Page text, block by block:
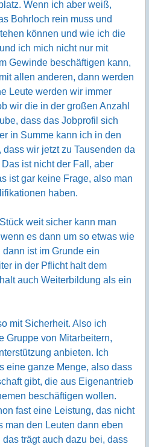
Wenn ich aber weiß,
Bohrloch rein muss und
können und wie ich die
ich mich nicht nur mit
Gewinde beschäftigen kann,
allen anderen, dann werden
Leute werden wir immer
wir die in der großen Anzahl
dass das Jobprofil sich
in Summe kann ich in den
wir jetzt zu Tausenden da
ist nicht der Fall, aber
ist gar keine Frage, also man
haben.
weit sicher kann man
es dann um so etwas wie
ist im Grunde ein
in der Pflicht halt dem
auch Weiterbildung als ein
mit Sicherheit. Also ich
Gruppe von Mitarbeitern,
anbieten. Ich
eine ganze Menge, also dass
gibt, die aus Eigenantrieb
beschäftigen wollen.
fast eine Leistung, das nicht
man den Leuten dann eben
trägt auch dazu bei, dass